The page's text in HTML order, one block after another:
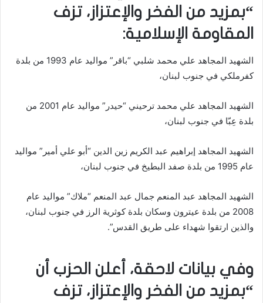
“بمزيد من الفخر والإعتزاز، تزف
المقاومة الإسلامية:
الشهيد المجاهد علي محمد شلبي “باقر” مواليد عام 1993 من بلدة
كفرملكي في جنوب لبنان،
الشهيد المجاهد علي محمد ترحيني “حيدر” مواليد عام 2001 من
بلدة عِبّا في جنوب لبنان،
الشهيد المجاهد إبراهيم عبد الكريم زين الدين “أبو علي أمير” مواليد
عام 1995 من بلدة صفد البطيخ في جنوب لبنان،
الشهيد المجاهد عبد المنعم جمال عبد المنعم “ملاك” مواليد عام
2008 من بلدة عيترون وسكان بلدة كوثرية الرز في جنوب لبنان،
والذين ارتقوا شهداء على طريق القدس”.
وفي بيانات لاحقة، أعلن الحزب أن
“بمزيد من الفخر والإعتزاز، تزف